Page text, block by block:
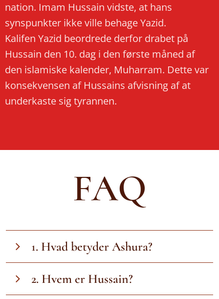
nation. Imam Hussain vidste, at hans
synspunkter ikke ville behage Yazid.
Kalifen Yazid beordrede derfor drabet på
Hussain den 10. dag i den første måned af
den islamiske kalender, Muharram. Dette var
konsekvensen af Hussains afvisning af at
underkaste sig tyrannen.
FAQ
1. Hvad betyder Ashura?
til den tiende dag i den islamiske måned
Muharram. Det er en betydningsfuld dag for
2. Hvem er Hussain?